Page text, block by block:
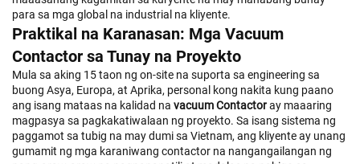
para sa mga global na industrial na kliyente.
Praktikal na Karanasan: Mga Vacuum
Contactor sa Tunay na Proyekto
Mula sa aking 15 taon ng on-site na suporta sa engineering sa
buong Asya, Europa, at Aprika, personal kong nakita kung paano
ang isang mataas na kalidad na vacuum Contactoray maaaring
magpasya sa pagkakatiwalaan ng proyekto. Sa isang sistema ng
paggamot sa tubig na may dumi sa Vietnam, ang kliyente ay unang
gumamit ng mga karaniwang contactor na nangangailangan ng